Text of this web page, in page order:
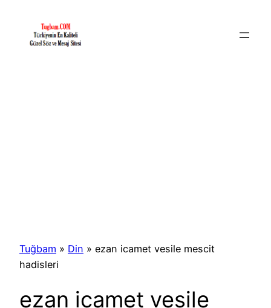
Tuğbam » Din » ezan icamet vesile mescit
hadisleri
ezan icamet vesile